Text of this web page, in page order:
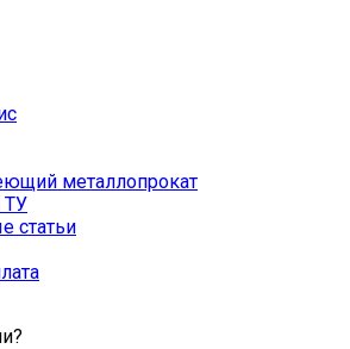
металлопрокат
ТУ
статьи